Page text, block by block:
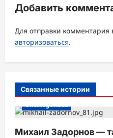
з
п
и
с
и
Добавить
Для отправки
авторизоваться.
Связанные истории
Uncategorised
Михаил Задорнов —